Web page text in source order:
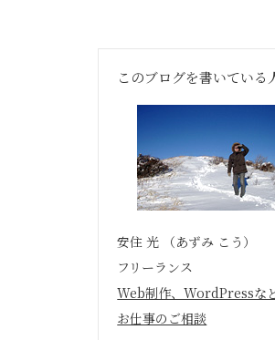
このブログを書いている
安住 光 （あずみ こう）
フリーランス
Web制作、WordPressな
お仕事のご相談